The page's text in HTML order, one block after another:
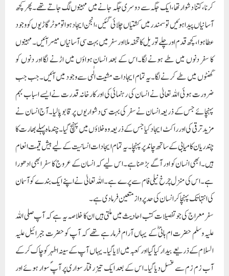
کرنا،کتنا دشوار تھا،ایک جگہ سے دوسری جگہ جانے میں مہینوں لگ جاتے تھے۔پھر کچھ
آسانیاں پیدا ہوئیں تو سمندر میں کشتیاں چلائی گئیں،انجن ایجاد ہوا تو موٹر گاڑیوں کو وجود
عطا ہوا،کچھ قدم اور چلے تو ریل کا تحفہ ملا اور سفر میں بہت سی آسانیاں میسر آئیں۔مہینوں
کا سفر دنوں میں طے ہونے لگا۔اس کے بعد انسان ہواؤں میں اڑنے لگا اور دنوں کو
گھنٹوں میں طے کرنے لگا۔یہ تمام ایجادات مشیت الٰہی سے وجود میں آئیں۔جب جب
ضرورت ہوئی اللہ تعالیٰ نے انسان کی رہنمائی کی اور کارخانہ قدرت نے ایسے اسباب بہم
پہنچائے جس کے ذریعہ انسان نے سفر کی بہت سی دشواریوں پر قابو پالیا۔آج انسان نے
مزید ترقی کی اور راکٹ ایجاد کیا جس کے ذریعہ وہ خلاؤں میں پہنچ گیا۔چند ماہ پہلے بھارت کا
چندریان کامیابی کے ساتھ چاند پر پہنچا۔یہ تمام ایجادات انسانیت کے لیے بیش قیمت انعام
ہیں۔ابھی انسان کو اور آگے بڑھنا ہے۔اس لیے کہ انسان کے عروج کا سفر ابھی ادھورا
ہے۔اس کی منزل چرخ نیلی فام سے پرے ہے۔اللہ تعالیٰ نے اپنے ایک بندے کو آسمان
کی انتہا تک پہنچا کر انسان کی حد پروا زمتعین فرمادی ہے۔
سفر معراج کی جو تفصیلات کتب احادیث میں ملتی ہیں ان کا خلاصہ یہ ہے کہ آپ صلی اللہ
علیہ وسلم حضرت ام ہانی ؓکے یہاں آرام فرمارہے تھے کہ آپ کو حضرت جبرائیل علیہ
السلام کے ذریعے بیدار کیا گیا اور کعبہ میں لایا گیا۔یہاں آپ کے سینہ اطہر کو چاک کرکے
آب زم زم سے غسل دیا گیا۔اس کے بعد ایک تیز رفتار سواری پر آپؐ سوار ہوئے اور